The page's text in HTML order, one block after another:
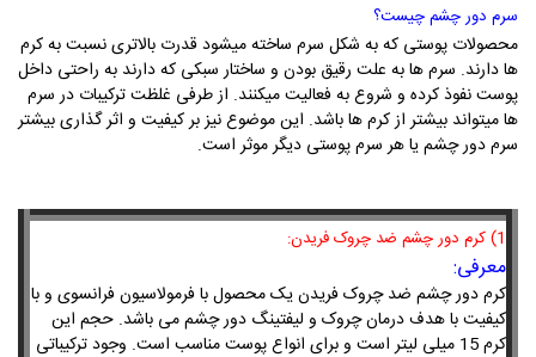
سرم دور چشم چیست؟
محصولات پوستی که به شکل سرم ساخته میشود قدرت بالاتری نسبت به کرم
ها دارند. سرم ها به علت رقیق بودن و ساختار سبکی که دارند به راحتی داخل
پوست نفوذ کرده و شروع به فعالیت میکنند. از طرفی غلظت ترکیبات در سرم
ها میتواند بیشتر از کرم ها باشد. این موضوع نیز بر کیفیت و اثر گذاری بیشتر
سرم دور چشم یا هر سرم پوستی دیگر موثر است.
1) کرم دور چشم ضد چروک فریدن:
معرفی:
کرم دور چشم ضد چروک فریدن یک محصول با فرمولاسیون فرانسوی و با
کیفیت با هدف درمان چروک و لیفتینگ دور چشم می باشد. حجم این
کرم 15 میلی لیتر است و برای انواع پوست مناسب است. وجود ترکیباتی